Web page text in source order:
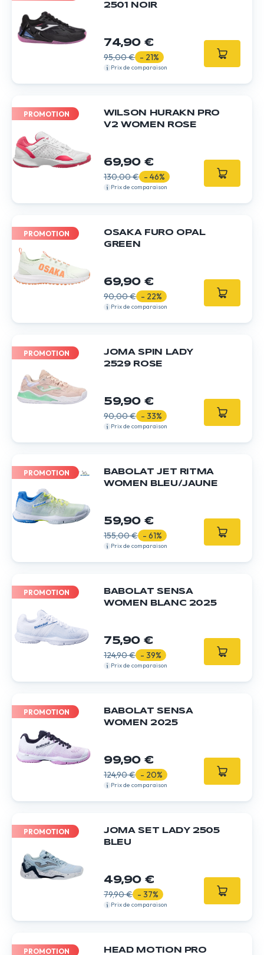
2501 NOIR
74,90 €
95,00 € - 21%
Prix de comparaison
PROMOTION
WILSON HURAKN PRO
V2 WOMEN ROSE
69,90 €
130,00 € - 46%
Prix de comparaison
PROMOTION
OSAKA FURO OPAL
GREEN
69,90 €
90,00 € - 22%
Prix de comparaison
PROMOTION
JOMA SPIN LADY
2529 ROSE
59,90 €
90,00 € - 33%
Prix de comparaison
PROMOTION
BABOLAT JET RITMA
WOMEN BLEU/JAUNE
59,90 €
155,00 € - 61%
Prix de comparaison
PROMOTION
BABOLAT SENSA
WOMEN BLANC 2025
75,90 €
124,90 € - 39%
Prix de comparaison
PROMOTION
BABOLAT SENSA
WOMEN 2025
99,90 €
124,90 € - 20%
Prix de comparaison
PROMOTION
JOMA SET LADY 2505
BLEU
49,90 €
79,90 € - 37%
Prix de comparaison
PROMOTION HEAD MOTION PRO